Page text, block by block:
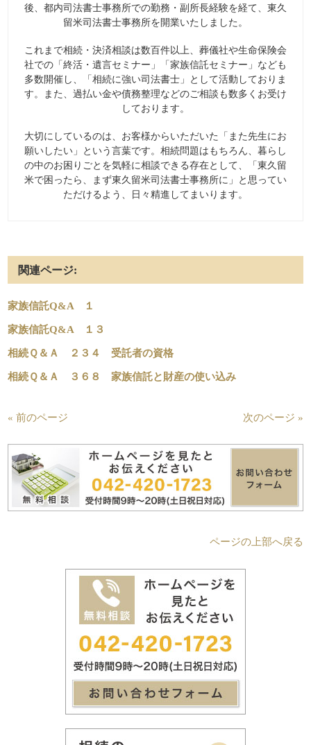
後、都内司法書士事務所での勤務・副所長経験を経て、東久
留米司法書士事務所を開業いたしました。
これまで相続・決済相談は数百件以上、葬儀社や生命保険会
社での「終活・遺言セミナー」「家族信託セミナー」なども
多数開催し、「相続に強い司法書士」として活動しておりま
す。また、過払い金や債務整理などのご相談も数多くお受け
しております。
大切にしているのは、お客様からいただいた「また先生にお
願いしたい」という言葉です。相続問題はもちろん、暮らし
の中のお困りごとを気軽に相談できる存在として、「東久留
米で困ったら、まず東久留米司法書士事務所に」と思ってい
ただけるよう、日々精進してまいります。
関連ページ:
家族信託Q&A １
家族信託Q&A １３
相続Ｑ＆Ａ ２３４ 受託者の資格
相続Ｑ＆Ａ ３６８ 家族信託と財産の使い込み
« 前のページ 次のページ »
ページの上部へ戻る